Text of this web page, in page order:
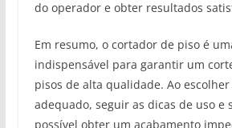
do operador e obter resultados
Em resumo, o cortador de piso é
indispensável para garantir um
pisos de alta qualidade. Ao
adequado, seguir as dicas de uso e
possível obter um acabamento